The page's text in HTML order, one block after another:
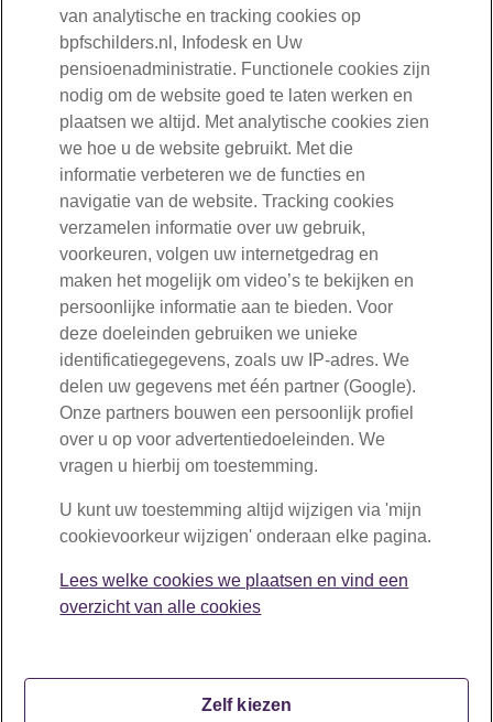
030-277 56 00
Mail ons
Volg ons
Openingstijden:
maandag tot en met vrijdag van 08:30 tot 17:00 uur
van analytische en tracking cookies op
bpfschilders.nl, Infodesk en Uw
pensioenadministratie. Functionele cookies zijn
nodig om de website goed te laten werken en
plaatsen we altijd. Met analytische cookies zien
we hoe u de website gebruikt. Met die
informatie verbeteren we de functies en
navigatie van de website. Tracking cookies
verzamelen informatie over uw gebruik,
voorkeuren, volgen uw internetgedrag en
maken het mogelijk om video’s te bekijken en
persoonlijke informatie aan te bieden. Voor
deze doeleinden gebruiken we unieke
identificatiegegevens, zoals uw IP-adres. We
delen uw gegevens met één partner (Google).
Onze partners bouwen een persoonlijk profiel
over u op voor advertentiedoeleinden. We
vragen u hierbij om toestemming.
U kunt uw toestemming altijd wijzigen via 'mijn
cookievoorkeur wijzigen' onderaan elke pagina.
Lees welke cookies we plaatsen en vind een
overzicht van alle cookies
Zelf kiezen